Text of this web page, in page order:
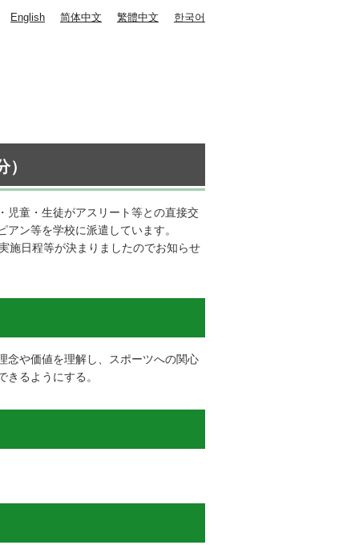
English 简体中文 繁體中文 한국어
児童・生徒がアスリート等との直接交
ン等を学校に派遣しています。
施日程等が決まりましたのでお知らせ
念や価値を理解し、スポーツへの関心
るようにする。